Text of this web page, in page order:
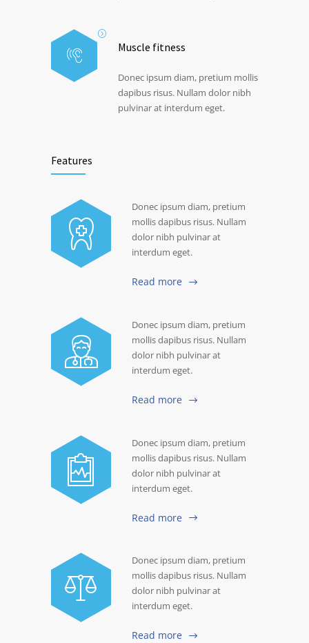
Muscle fitness
Donec ipsum diam, pretium mollis
dapibus risus. Nullam dolor nibh
pulvinar at interdum eget.
Features
Donec ipsum diam, pretium
mollis dapibus risus. Nullam
dolor nibh pulvinar at
interdum eget.
Read more
Donec ipsum diam, pretium
mollis dapibus risus. Nullam
dolor nibh pulvinar at
interdum eget.
Read more
Donec ipsum diam, pretium
mollis dapibus risus. Nullam
dolor nibh pulvinar at
interdum eget.
Read more
Donec ipsum diam, pretium
mollis dapibus risus. Nullam
dolor nibh pulvinar at
interdum eget.
Read more